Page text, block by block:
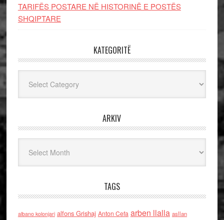
TARIFËS POSTARE NË HISTORINË E POSTËS
SHQIPTARE
KATEGORITË
ARKIV
TAGS
albano kolonjari alfons Grishaj Anton Cefa arben llalla asllan